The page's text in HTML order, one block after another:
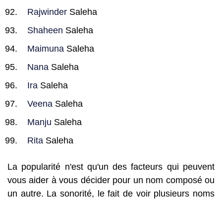
Rajwinder Saleha
Shaheen Saleha
Maimuna Saleha
Nana Saleha
Ira Saleha
Veena Saleha
Manju Saleha
Rita Saleha
La popularité n'est qu'un des facteurs qui peuvent
vous aider à vous décider pour un nom composé ou
un autre. La sonorité, le fait de voir plusieurs noms